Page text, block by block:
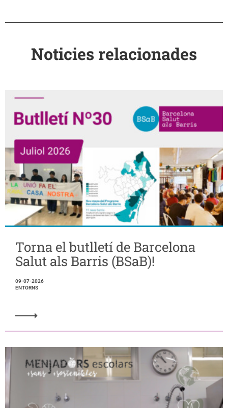
Noticies relacionades
Torna el butlletí de Barcelona
Salut als Barris (BSaB)!
09-07-2026
ENTORNS